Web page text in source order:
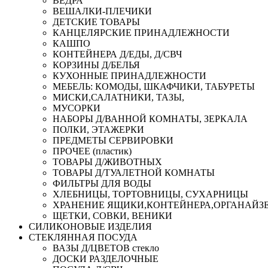
ВЕШАЛКИ-ПЛЕЧИКИ
ДЕТСКИЕ ТОВАРЫ
КАНЦЕЛЯРСКИЕ ПРИНАДЛЕЖНОСТИ
КАШПО
КОНТЕЙНЕРА Д/ЕДЫ, Д/СВЧ
КОРЗИНЫ Д/БЕЛЬЯ
КУХОННЫЕ ПРИНАДЛЕЖНОСТИ
МЕБЕЛЬ: КОМОДЫ, ШКАФЧИКИ, ТАБУРЕТЫ
МИСКИ,САЛАТНИКИ, ТАЗЫ,
МУСОРКИ
НАБОРЫ Д/ВАННОЙ КОМНАТЫ, ЗЕРКАЛА
ПОЛКИ, ЭТАЖЕРКИ
ПРЕДМЕТЫ СЕРВИРОВКИ
ПРОЧЕЕ (пластик)
ТОВАРЫ Д/ЖИВОТНЫХ
ТОВАРЫ Д/ТУАЛЕТНОЙ КОМНАТЫ
ФИЛЬТРЫ ДЛЯ ВОДЫ
ХЛЕБНИЦЫ, ТОРТОВНИЦЫ, СУХАРНИЦЫ
ХРАНЕНИЕ
ЩЕТКИ, СОВКИ, ВЕНИКИ
СИЛИКОНОВЫЕ ИЗДЕЛИЯ
СТЕКЛЯННАЯ ПОСУДА
ВАЗЫ Д/ЦВЕТОВ стекло
ДОСКИ РАЗДЕЛОЧНЫЕ